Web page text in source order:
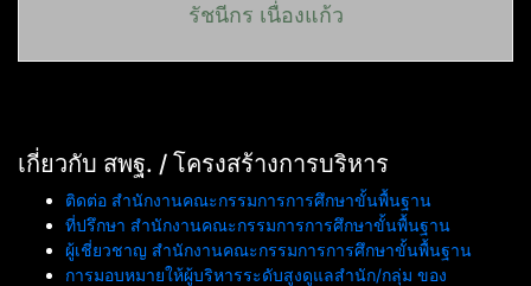
รัชนีกร เนื่องแก้ว
เกี่ยวกับ สพฐ. / โครงสร้างการบริหาร
ติดต่อ สำนักงานคณะกรรมการการศึกษาขั้นพื้นฐาน
ที่ปรึกษา สำนักงานคณะกรรมการการศึกษาขั้นพื้นฐาน
ผู้เชี่ยวชาญ สำนักงานคณะกรรมการการศึกษาขั้นพื้นฐาน
การมอบหมายให้ผู้บริหารระดับสูงดูแลสำนัก/กลุ่ม ของ